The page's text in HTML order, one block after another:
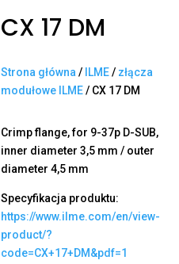
CX 17 DM
Strona główna / ILME/ złącza
modułowe ILME/ CX 17 DM
Crimp flange, for 9-37p D-SUB,
inner diameter 3,5 mm / outer
diameter 4,5 mm
Specyfikacja produktu:
https://www.ilme.com/en/view-
product/?
code=CX+17+DM&pdf=1